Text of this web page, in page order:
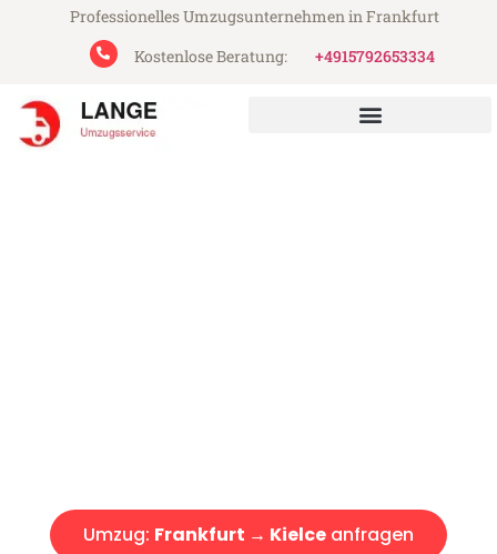
Professionelles Umzugsunternehmen in Frankfurt
Kostenlose Beratung:
+4915792653334
Umzug: Frankfurt → Kielce anfragen